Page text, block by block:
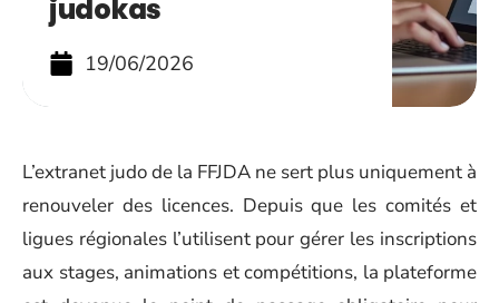
judokas
19/06/2026
L’extranet judo de la FFJDA ne sert plus uniquement à
renouveler des licences. Depuis que les comités et
ligues régionales l’utilisent pour gérer les inscriptions
aux stages, animations et compétitions, la plateforme